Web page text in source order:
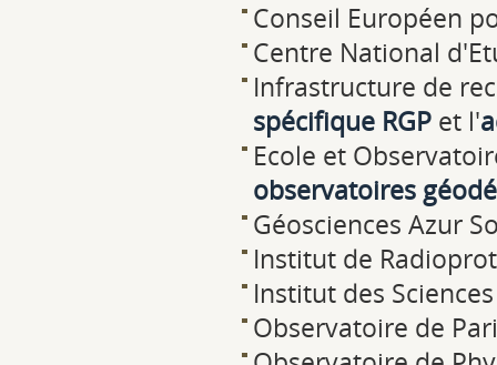
Conseil Européen
Centre National
Infrastructure de
spécifique RGP et l'
Ecole et
observatoires
Géosciences Azur
Institut de
Institut des
Observatoire de